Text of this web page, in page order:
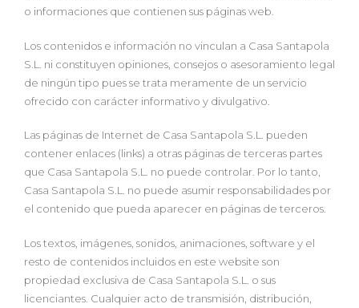
o informaciones que contienen sus páginas web.
Los contenidos e información no vinculan a Casa Santapola
S.L. ni constituyen opiniones, consejos o asesoramiento legal
de ningún tipo pues se trata meramente de un servicio
ofrecido con carácter informativo y divulgativo.
Las páginas de Internet de Casa Santapola S.L. pueden
contener enlaces (links) a otras páginas de terceras partes
que Casa Santapola S.L. no puede controlar. Por lo tanto,
Casa Santapola S.L. no puede asumir responsabilidades por
el contenido que pueda aparecer en páginas de terceros.
Los textos, imágenes, sonidos, animaciones, software y el
resto de contenidos incluidos en este website son
propiedad exclusiva de Casa Santapola S.L. o sus
licenciantes. Cualquier acto de transmisión, distribución,